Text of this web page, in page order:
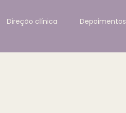
Direção clínica Depoimentos